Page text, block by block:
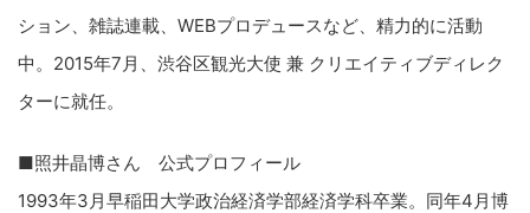
ション、雑誌連載、WEBプロデュースなど、精力的に活動
中。2015年7月、渋谷区観光大使 兼 クリエイティブディレク
ターに就任。
■照井晶博さん 公式プロフィール
1993年3月早稲田大学政治経済学部経済学科卒業。同年4月博